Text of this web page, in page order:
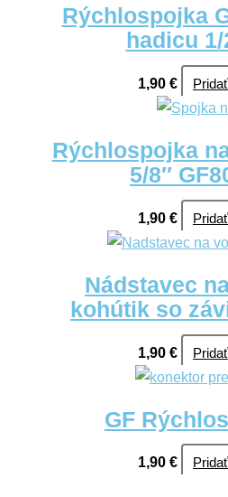
Rýchlospojka
hadicu 1/
1,90 €
Rýchlospojka
5/8″
1,90 €
Nádstavec
kohútik so
1,90 €
GF
1,90 €